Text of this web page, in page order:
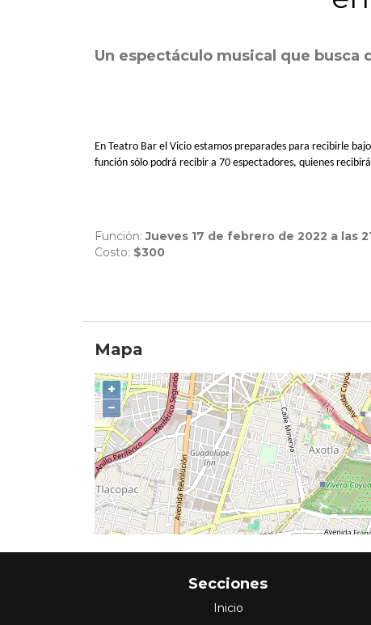
Un espectáculo musical que
En Teatro Bar el Vicio estamos preparades para recibirle
función sólo podrá recibir a 70 espectadores, quienes
Función:Jueves 17 de febrero de 2022 a las
Costo: $300
Mapa
+
−
Secciones
Inicio